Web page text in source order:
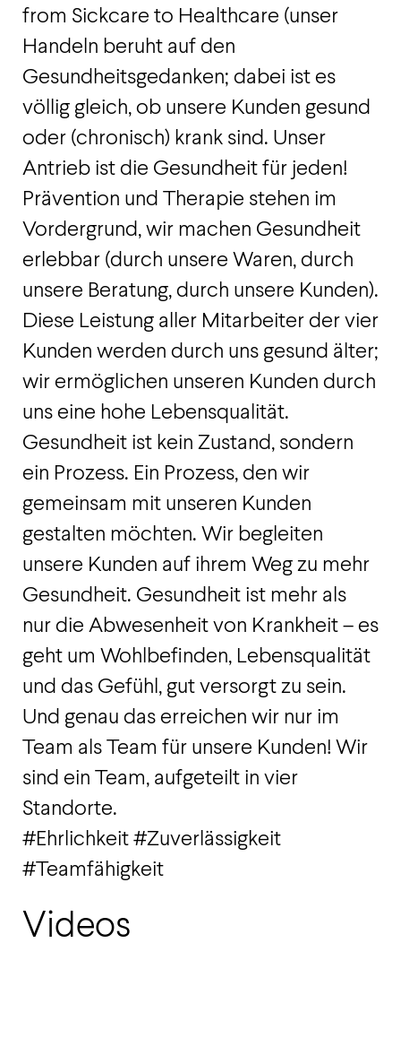
from Sickcare to Healthcare (unser
Handeln beruht auf den
Gesundheitsgedanken; dabei ist es
völlig gleich, ob unsere Kunden gesund
oder (chronisch) krank sind. Unser
Antrieb ist die Gesundheit für jeden!
Prävention und Therapie stehen im
Vordergrund, wir machen Gesundheit
erlebbar (durch unsere Waren, durch
unsere Beratung, durch unsere Kunden).
Diese Leistung aller Mitarbeiter der vier
Kunden werden durch uns gesund älter;
wir ermöglichen unseren Kunden durch
uns eine hohe Lebensqualität.
Gesundheit ist kein Zustand, sondern
ein Prozess. Ein Prozess, den wir
gemeinsam mit unseren Kunden
gestalten möchten. Wir begleiten
unsere Kunden auf ihrem Weg zu mehr
Gesundheit. Gesundheit ist mehr als
nur die Abwesenheit von Krankheit – es
geht um Wohlbefinden, Lebensqualität
und das Gefühl, gut versorgt zu sein.
Und genau das erreichen wir nur im
Team als Team für unsere Kunden! Wir
sind ein Team, aufgeteilt in vier
Standorte.
#Ehrlichkeit #Zuverlässigkeit
#Teamfähigkeit
Videos